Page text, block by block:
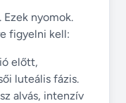
nyomok.
figyelni kell:
előtt,
luteális fázis.
alvás, intenzív